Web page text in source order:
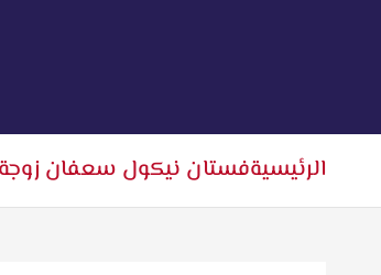
الرئيسيةفستان نيكول سعفان زوجة